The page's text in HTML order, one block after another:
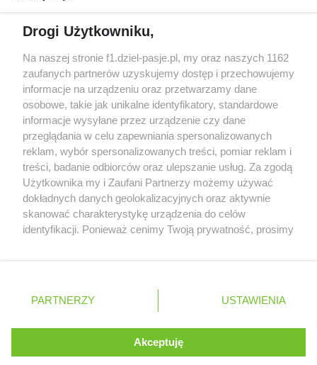
McCullough opuści Astona Martina z końcem
Poszkodowani kibice z GP Las Vegas 2023
otrzymają częściowy zwrot pieniędzy
Bottas z kolejnymi sukcesami w kolarstwie
Polityka prywatności © 2004 - 2026 GPmedia
Kopiowanie treści bez
zgody autorów zabronione.
powiązana w żaden sposób z grupą przedsiębiorstw Formula
do Formula One Licensing B.V
Serwis internetowy, z którego korzystasz, używa plików
cookies. Są to pliki instalowane w urządzeniach
końcowych osób korzystających z serwisu, w celu
administrowania serwisem, poprawy jakości
Dowiedz się więcej o naszej polityce
ROZUMIEM
Drogi Użytkowniku,
Na naszej stronie f1.dziel-pasje.pl, my oraz naszych 1162
zaufanych partnerów uzyskujemy dostęp i przechowujemy
informacje na urządzeniu oraz przetwarzamy dane
osobowe, takie jak unikalne identyfikatory, standardowe
informacje wysyłane przez urządzenie czy dane
przeglądania w celu zapewniania spersonalizowanych
reklam, wybór spersonalizowanych treści, pomiar reklam i
treści, badanie odbiorców oraz ulepszanie usług. Za zgodą
Użytkownika my i Zaufani Partnerzy możemy używać
dokładnych danych geolokalizacyjnych oraz aktywnie
skanować charakterystykę urządzenia do celów
identyfikacji. Ponieważ cenimy Twoją prywatność, prosimy
prywatności znajdujący się w lewym dolnym rogu strony
. Niektóre rodzaje przetwarzania danych nie wymagają
takiemu przetwarzaniu. Preferencje będą miały
zastosowania tylko na tej witrynie.
PARTNERZY USTAWIENIA
Akceptuję